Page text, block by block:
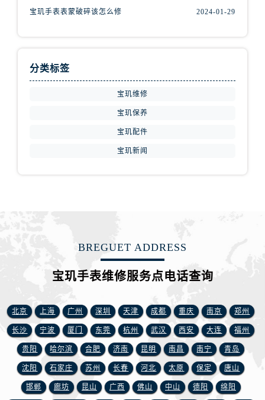
江西省新余市渝水区北湖西路宝玑售后服务中心（需提前预约）
上海市徐汇区虹桥路3号港汇中心2座37层3705室宝玑售后服务中心（需提前预约）
浙江省杭州市上城区钱江路1366号华润大厦A座5层503-5室宝玑售后服务中心（需提前预约）
浙江省湖州市吴兴区劳动路宝玑售后服务中心（需提前预约）
浙江省嘉兴市南湖区广益路705号嘉兴世界贸易中心A座13层1304室宝玑售后服务中心（需提前预约）
浙江省金华市金东区东市南街777号金华万达广场4号楼22楼2209室宝玑售后服务中心（需提前预约）
浙江省丽水市莲都区解放街宝玑售后服务中心（需提前预约）
宝玑手表表蒙破碎该怎么修 2024-01-29
分类标签
宝玑维修
宝玑保养
宝玑配件
宝玑新闻
BREGUET ADDRESS
宝玑手表维修服务点电话查询
北京 上海 广州 深圳 天津 成都 重庆 南京 郑州
长沙 宁波 厦门 东莞 杭州 武汉 西安 大连 福州
贵阳 哈尔滨 合肥 济南 昆明 南昌 南宁 青岛
沈阳 石家庄 苏州 长春 河北 太原 保定 唐山
邯郸 廊坊 昆山 广西 佛山 中山 德阳 绵阳